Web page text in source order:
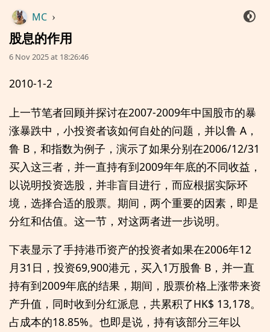
MC ›
股息的作用
6 Nov 2025 at 18:26:46
2010-1-2
上一节笔者回顾并探讨在2007-2009年中国股市的暴
涨暴跌中，小投资者该如何自处的问题，并以鲁 A，
鲁 B，和指数为例子，演示了如果分别在2006/12/31
买入这三者，并一直持有到2009年年底的不同收益，
以说明投资选股，并非盲目进行，而应根据实际环
境，选择合适的股票。期间，两个重要的因素，即是
分红和估值。这一节，对这两者进一步说明。
下表显示了手持港币资产的投资者如果在2006年12
月31日，投资69,900港元，买入1万股鲁 B，并一直
持有到2009年底的结果，期间，股票价格上涨带来资
产升值，同时收到分红派息，共累积了HK$ 13,178。
占成本的18.85%。也即是说，持有该部分三年以